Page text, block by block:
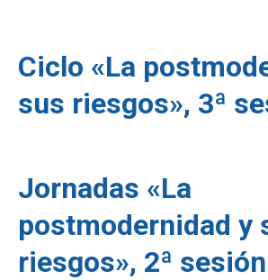
Ciclo «La
sus riesgos», 3ª
Jornadas «La
postmodernidad y
riesgos», 2ª sesión